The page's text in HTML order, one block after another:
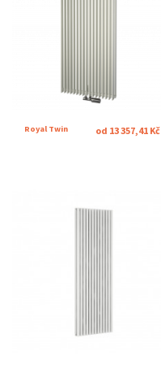
Royal Twin od 13 357,41 Kč